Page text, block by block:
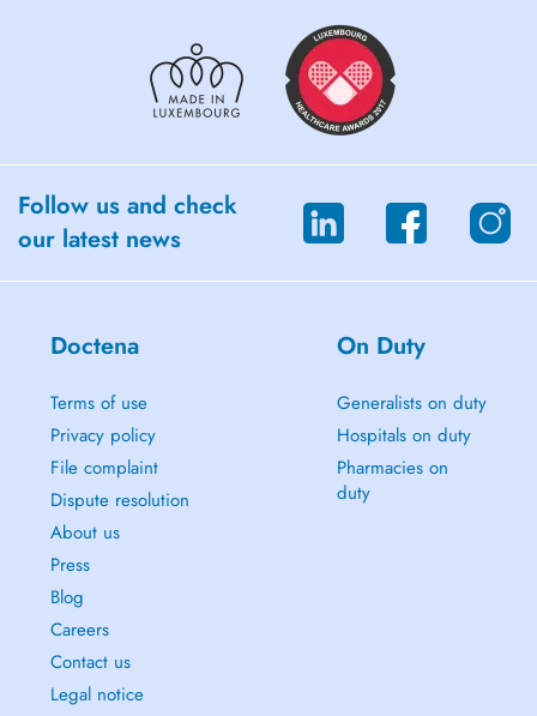
Follow us and check
our latest news
Doctena
Terms of use
Privacy policy
File complaint
Dispute resolution
About us
Press
Blog
Careers
Contact us
Legal notice
On Duty
Generalists on duty
Hospitals on duty
Pharmacies on
duty